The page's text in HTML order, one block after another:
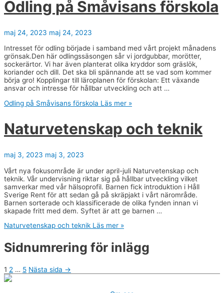
Odling på Småvisans förskola
maj 24, 2023 maj 24, 2023
Intresset för odling började i samband med vårt projekt månadens
grönsak.Den här odlingssäsongen sår vi jordgubbar, morötter,
sockerärtor. Vi har även planterat olika kryddor som gräslök,
koriander och dill. Det ska bli spännande att se vad som kommer
börja gro! Kopplingar till läroplanen för förskolan: Ett växande
ansvar och intresse för hållbar utveckling och att …
Odling på Småvisans förskola Läs mer »
Naturvetenskap och teknik
maj 3, 2023 maj 3, 2023
Vårt nya fokusområde är under april-juli Naturvetenskap och
teknik. Vår undervisning riktar sig på hållbar utveckling vilket
samverkar med vår hälsoprofil. Barnen fick introduktion i Håll
Sverige Rent för att sedan gå på skräpjakt i vårt närområde.
Barnen sorterade och klassificerade de olika fynden innan vi
skapade fritt med dem. Syftet är att ge barnen …
Naturvetenskap och teknik Läs mer »
Sidnumrering för inlägg
1 2 … 5 Nästa sida →